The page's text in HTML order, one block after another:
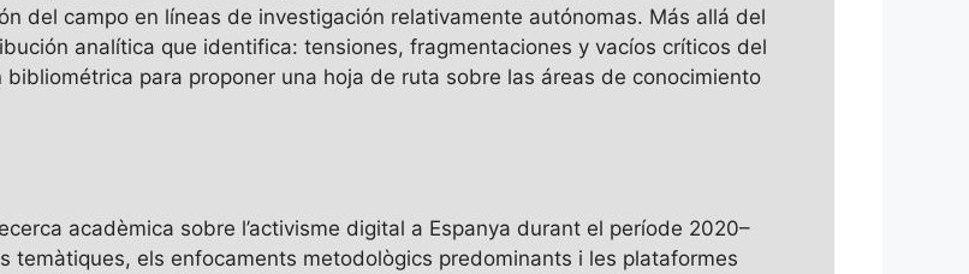
del campo en líneas de investigación relativamente autónomas. Más allá del
analítica que identifica: tensiones, fragmentaciones y vacíos críticos del
para proponer una hoja de ruta sobre las áreas de conocimiento
acadèmica sobre l’activisme digital a Espanya durant el període 2020–
temàtiques, els enfocaments metodològics predominants i les plataformes